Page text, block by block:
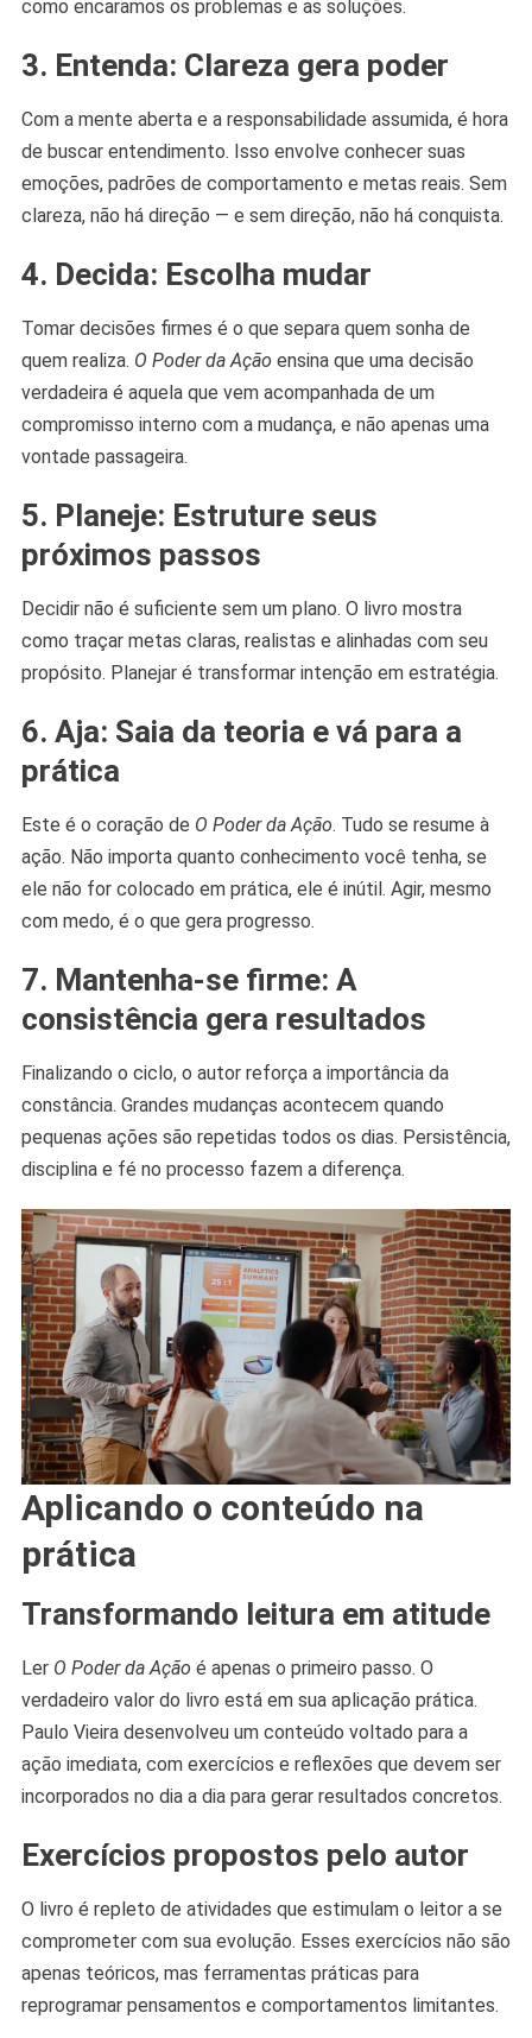
como encaramos os problemas e as soluções.
3. Entenda: Clareza gera poder
Com a mente aberta e a responsabilidade assumida, é hora
de buscar entendimento. Isso envolve conhecer suas
emoções, padrões de comportamento e metas reais. Sem
clareza, não há direção — e sem direção, não há conquista.
4. Decida: Escolha mudar
Tomar decisões firmes é o que separa quem sonha de
quem realiza. O Poder da Ação ensina que uma decisão
verdadeira é aquela que vem acompanhada de um
compromisso interno com a mudança, e não apenas uma
vontade passageira.
5. Planeje: Estruture seus
próximos passos
Decidir não é suficiente sem um plano. O livro mostra
como traçar metas claras, realistas e alinhadas com seu
propósito. Planejar é transformar intenção em estratégia.
6. Aja: Saia da teoria e vá para a
prática
Este é o coração de O Poder da Ação. Tudo se resume à
ação. Não importa quanto conhecimento você tenha, se
ele não for colocado em prática, ele é inútil. Agir, mesmo
com medo, é o que gera progresso.
7. Mantenha-se firme: A
consistência gera resultados
Finalizando o ciclo, o autor reforça a importância da
constância. Grandes mudanças acontecem quando
pequenas ações são repetidas todos os dias. Persistência,
disciplina e fé no processo fazem a diferença.
Aplicando o conteúdo na
prática
Transformando leitura em atitude
Ler O Poder da Ação é apenas o primeiro passo. O
verdadeiro valor do livro está em sua aplicação prática.
Paulo Vieira desenvolveu um conteúdo voltado para a
ação imediata, com exercícios e reflexões que devem ser
incorporados no dia a dia para gerar resultados concretos.
Exercícios propostos pelo autor
O livro é repleto de atividades que estimulam o leitor a se
comprometer com sua evolução. Esses exercícios não são
apenas teóricos, mas ferramentas práticas para
reprogramar pensamentos e comportamentos limitantes.